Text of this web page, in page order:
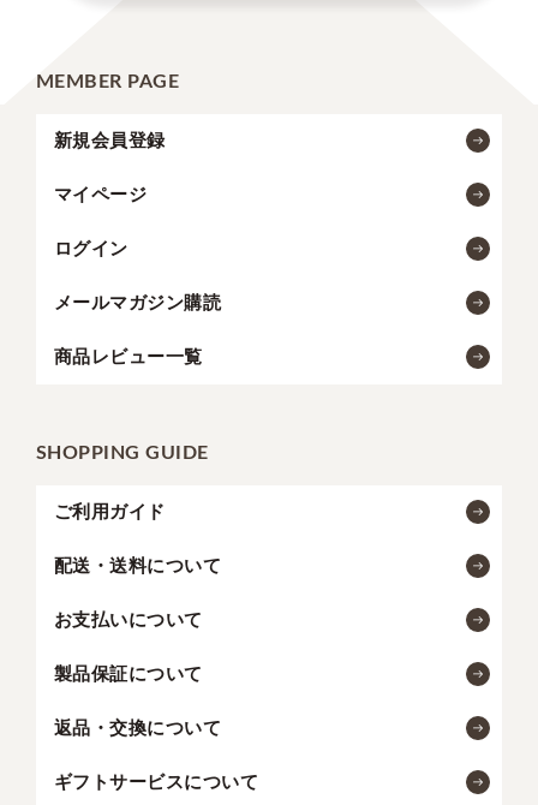
MEMBER PAGE
新規会員登録
マイページ
ログイン
メールマガジン購読
商品レビュー一覧
SHOPPING GUIDE
ご利用ガイド
配送・送料について
お支払いについて
製品保証について
返品・交換について
ギフトサービスについて